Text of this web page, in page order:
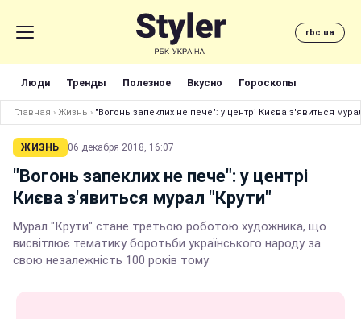
rbc.ua
Люди Тренды Полезное Вкусно Гороскопы
Главная › Жизнь › "Вогонь запеклих не пече": у центрі Києва з'явиться
ЖИЗНЬ 06 декабря 2018, 16:07
"Вогонь запеклих не пече": у центрі
Києва з'явиться мурал "Крути"
Мурал "Крути" стане третьою роботою художника, що
висвітлює тематику боротьби українського народу за
свою незалежність 100 років тому